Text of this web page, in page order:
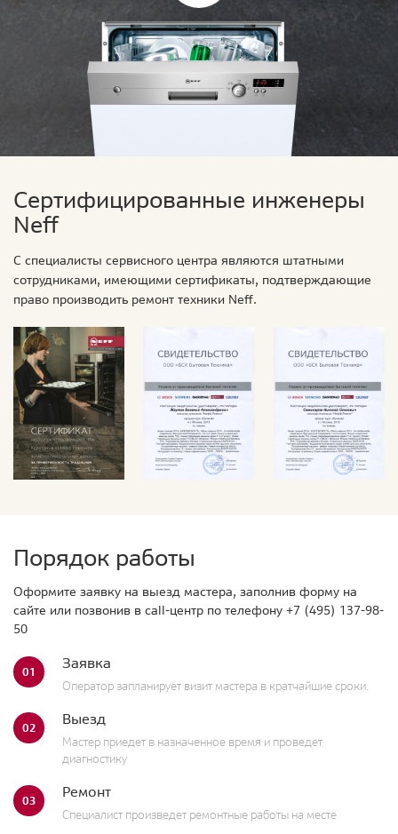
Сертифицированные инженеры
Neff
С специалисты сервисного центра являются штатными
сотрудниками, имеющими сертификаты, подтверждающие
право производить ремонт техники Neff.
Порядок работы
Оформите заявку на выезд мастера, заполнив форму на
сайте или позвонив в call-центр по телефону +7 (495) 137-98-
50
01 Заявка
Оператор запланирует визит мастера в кратчайшие сроки.
02 Выезд
Мастер приедет в назначенное время и проведет
диагностику
03 Ремонт
Специалист произведет ремонтные работы на месте